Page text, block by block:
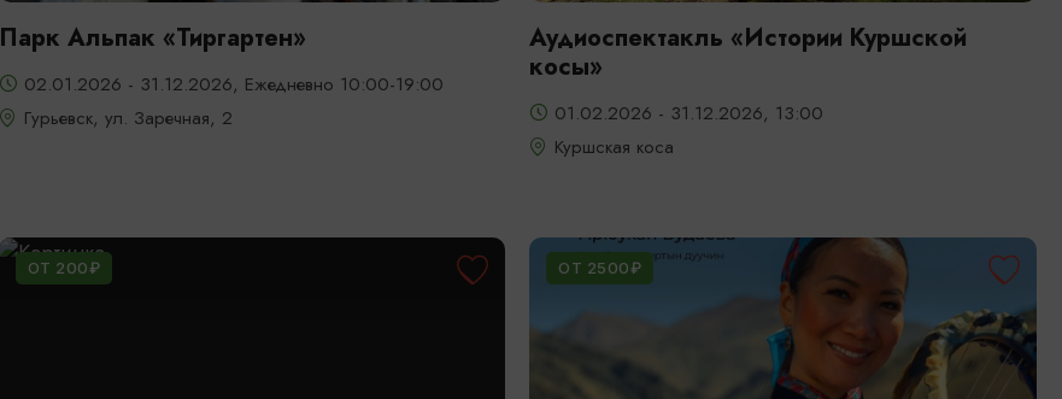
Парк Альпак «Тиргартен»
02.01.2026 - 31.12.2026, Ежедневно 10:00-19:00
Гурьевск, ул. Заречная, 2
Аудиоспектакль «Истории Куршской
косы»
01.02.2026 - 31.12.2026, 13:00
Куршская коса
ОТ 200₽ ОТ 2500₽